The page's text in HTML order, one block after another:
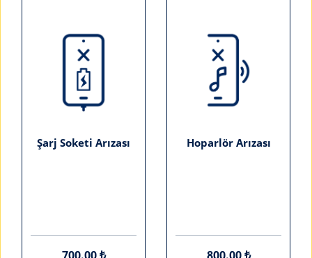
Şarj Soketi Arızası Hoparlör Arızası